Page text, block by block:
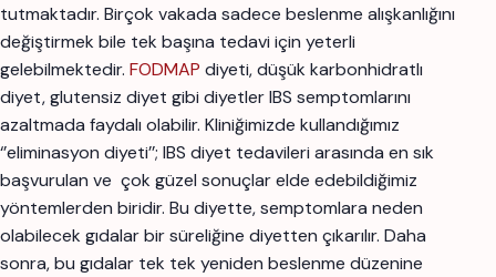
tutmaktadır. Birçok vakada sadece beslenme alışkanlığını
değiştirmek bile tek başına tedavi için yeterli
gelebilmektedir. FODMAP diyeti, düşük karbonhidratlı
diyet, glutensiz diyet gibi diyetler IBS semptomlarını
azaltmada faydalı olabilir. Kliniğimizde kullandığımız
‘’eliminasyon diyeti’’; IBS diyet tedavileri arasında en sık
başvurulan ve çok güzel sonuçlar elde edebildiğimiz
yöntemlerden biridir. Bu diyette, semptomlara neden
olabilecek gıdalar bir süreliğine diyetten çıkarılır. Daha
sonra, bu gıdalar tek tek yeniden beslenme düzenine